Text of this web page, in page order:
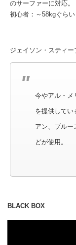
のサーファーに対応。
初心者：～58kgぐら
ジェイソン・スティー
今やアル・メ
を提供してい
アン、ブルー
どが使用。
BLACK BOX